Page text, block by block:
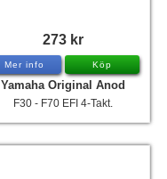
273 kr
Mer info Köp
Yamaha Original Anod
F30 - F70 EFI 4-Takt.